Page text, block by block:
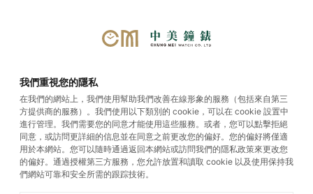
Black Bay Pro
我們重視您的隱私
在我們的網站上，我們使用幫助我們改善在線形象的服務（包括來自第三
方提供商的服務）。我們使用以下類別的 cookie，可以在 cookie 設置中
進行管理。我們需要您的同意才能使用這些服務。或者，您可以點擊拒絕
同意，或訪問更詳細的信息並在同意之前更改您的偏好。您的偏好將僅適
用於本網站。您可以隨時通過返回本網站或訪問我們的隱私政策來更改您
的偏好。通過授權第三方服務，您允許放置和讀取 cookie 以及使用保持我
們網站可靠和安全所需的跟踪技術。